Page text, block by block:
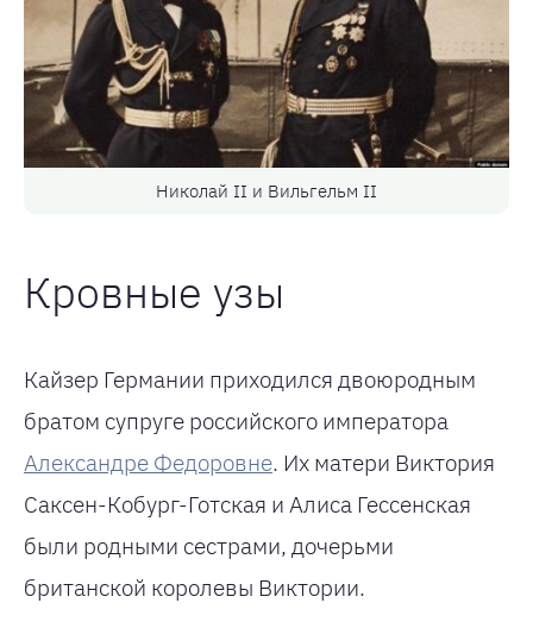
Николай II и Вильгельм II
Кровные узы
Кайзер Германии приходился двоюродным
братом супруге российского императора
Александре Федоровне. Их матери Виктория
Саксен-Кобург-Готская и Алиса Гессенская
были родными сестрами, дочерьми
британской королевы Виктории.